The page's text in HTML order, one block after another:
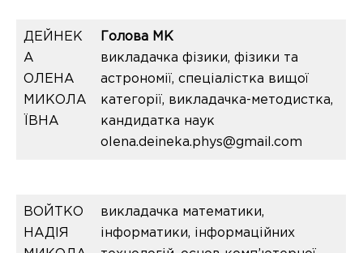
ДЕЙНЕК
А
ОЛЕНА
МИКОЛА
ЇВНА
Голова МК
викладачка фізики, фізики та
астрономії, спеціалістка вищої
категорії, викладачка-методистка,
кандидатка наук
olena.deineka.phys@gmail.com
ВОЙТКО
НАДІЯ
викладачка математики,
інформатики, інформаційних